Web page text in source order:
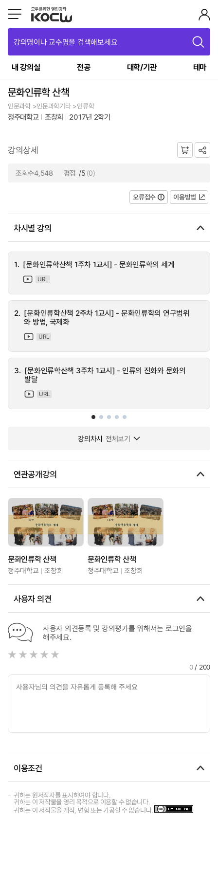
강의명이나 교수명을 검색해보세요
내 강의실 전공 대학/기관 테마
문화인류학 산책
인문과학 >인문과학기타 >인류학
청주대학교 조창희 2017년 2학기
강의상세
조회수4,548 평점 /5 (0)
오류접수 이용방법
차시별 강의
1. [문화인류학산책 1주차 1교시] - 문화인류학의 세계
URL
2. [문화인류학산책 2주차 1교시] - 문화인류학의 연구범위
와 방법, 국제화
URL
3. [문화인류학산책 3주차 1교시] - 인류의 진화와 문화의
발달
URL
강의차시 전체보기
연관공개강의
문화인류학 산책
청주대학교 조창희
문화인류학 산책
청주대학교 조창희
사용자 의견
사용자 의견등록 및 강의평가를 위해서는 로그인을
해주세요.
0/ 200
이용조건
귀하는 원저작자를 표시하여야 합니다.
귀하는 이 저작물을 영리 목적으로 이용할 수 없습니다.
귀하는 이 저작물을 개작, 변형 또는 가공할 수 없습니다.